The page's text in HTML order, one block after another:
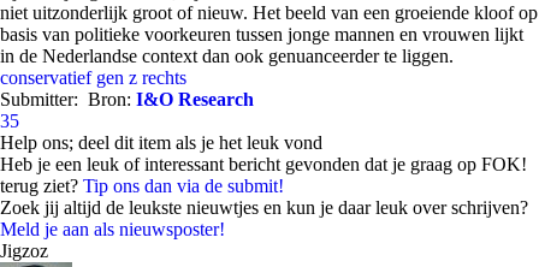
niet uitzonderlijk groot of nieuw. Het beeld van een groeiende kloof op
basis van politieke voorkeuren tussen jonge mannen en vrouwen lijkt
in de Nederlandse context dan ook genuanceerder te liggen.
conservatief gen z rechts
Submitter: Bron: I&O Research
35
Help ons; deel dit item als je het leuk vond
Heb je een leuk of interessant bericht gevonden dat je graag op FOK!
terug ziet? Tip ons dan via de submit!
Zoek jij altijd de leukste nieuwtjes en kun je daar leuk over schrijven?
Meld je aan als nieuwsposter!
Jigzoz